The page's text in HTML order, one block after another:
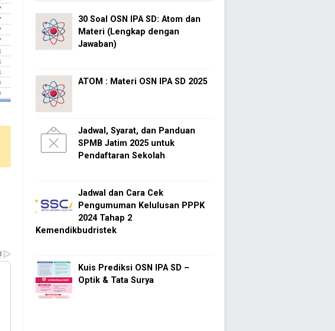
30 Soal OSN IPA SD: Atom dan
Materi (Lengkap dengan
Jawaban)
ATOM : Materi OSN IPA SD 2025
Jadwal, Syarat, dan Panduan
SPMB Jatim 2025 untuk
Pendaftaran Sekolah
Jadwal dan Cara Cek
Pengumuman Kelulusan PPPK
2024 Tahap 2
Kemendikbudristek
Kuis Prediksi OSN IPA SD –
Optik & Tata Surya